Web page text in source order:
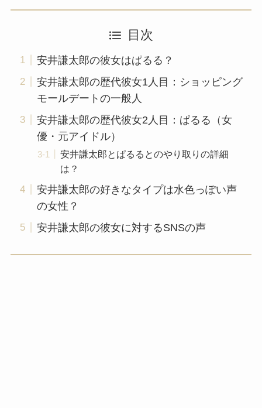
目次
安井謙太郎の彼女はぱるる？
安井謙太郎の歴代彼女1人目：ショッピング
モールデートの一般人
安井謙太郎の歴代彼女2人目：ぱるる（女
優・元アイドル）
安井謙太郎とぱるるとのやり取りの詳細
は？
安井謙太郎の好きなタイプは水色っぽい声
の女性？
安井謙太郎の彼女に対するSNSの声